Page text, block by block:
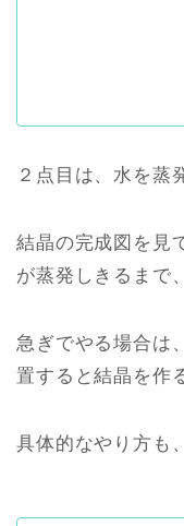
２点目は、水を蒸
結晶の完成図を見
が蒸発しきるまで
急ぎでやる場合は
置すると結晶を作
具体的なやり方も